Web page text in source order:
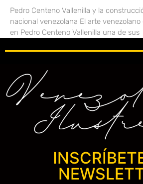
Pedro Centeno Vallenilla y la
nacional venezolana El arte
en Pedro Centeno Vallenilla una de sus